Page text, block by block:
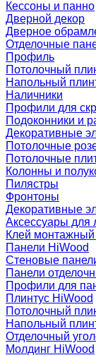
Кессоны и панно
Дверной декор
Дверное
Отделочные
Профиль
Потолочный
Напольный
Наличники
Профили для
Подоконники и
Декоративные
Потолочные
Потолочные
Колонны и
Пилястры
Фронтоны
Декоративные
Аксессуары для
Клей
Панели HiWood
Стеновые
Панели
Профили для
Плинтус HiWood
Потолочный
Напольный
Отделочный
Молдинг HiWood